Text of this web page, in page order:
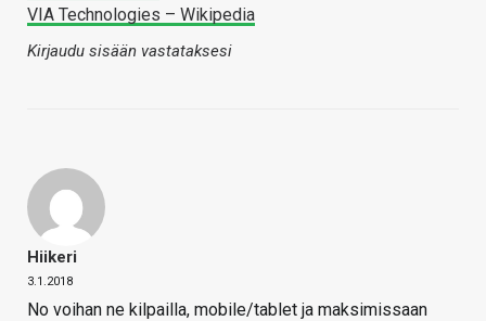
VIA Technologies – Wikipedia
Kirjaudu sisään vastataksesi
Hiikeri
3.1.2018
No voihan ne kilpailla, mobile/tablet ja maksimissaan